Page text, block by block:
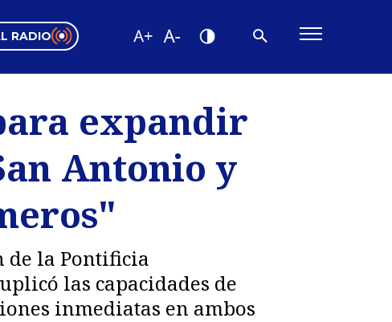
RADIO
Tendencias
Videos
expandir
Antonio y
de la Pontificia
las capacidades de
inmediatas en ambos